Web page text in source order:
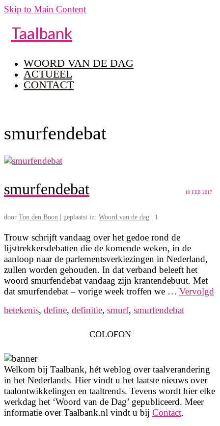
Skip to Main Content
Taalbank
WOORD VAN DE DAG
ACTUEEL
CONTACT
smurfendebat
10 FEB 2017
smurfendebat
door Ton den Boon geplaatst in: Woord van de dag 1
Trouw schrijft vandaag over het gedoe rond de
lijsttrekkersdebatten die de komende weken, in de
aanloop naar de parlementsverkiezingen in Nederland,
zullen worden gehouden. In dat verband beleeft het
woord smurfendebat vandaag zijn krantendebuut. Met
dat smurfendebat – vorige week troffen we … Vervolgd
betekenis, define, definitie, smurf, smurfendebat
COLOFON
Welkom bij Taalbank, hét weblog over taalverandering
in het Nederlands. Hier vindt u het laatste nieuws over
taalontwikkelingen en taaltrends. Tevens wordt hier elke
werkdag het ‘Woord van de Dag’ gepubliceerd. Meer
informatie over Taalbank.nl vindt u bij Contact.